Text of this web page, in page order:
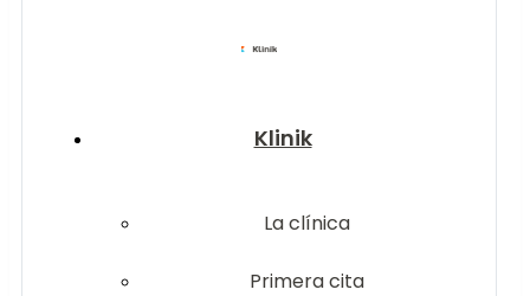
Klinik
La clínica
Primera cita